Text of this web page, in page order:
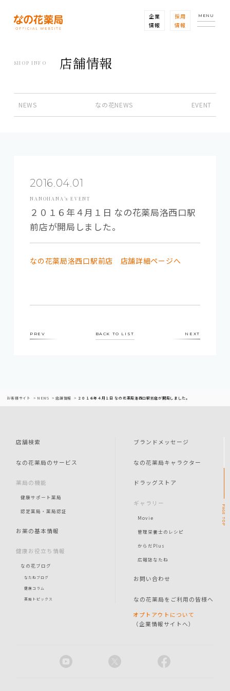
企業
情報
採用
情報
MENU
SHOP INFO 店舗情報
NEWS なの花NEWS EVENT
2016.04.01
NANOHANA’s EVENT
２０１６年４月１日 なの花薬局洛西口駅
前店が開局しました。
なの花薬局洛西口駅前店 店舗詳細ページへ
PREV BACK TO LIST NEXT
お客様サイト NEWS 店舗情報 ２０１６年４月１日 なの花薬局洛西口駅前店が開局しました。
店舗検索
なの花薬局のサービス
薬局の機能
健康サポート薬局
認定薬局・薬局認証
お薬の基本情報
健康お役立ち情報
なの花ブログ
なたねブログ
健康コラム
薬局トピックス
ブランドメッセージ
なの花薬局キャラクター
ドラッグストア
ギャラリー
Movie
管理栄養士のレシピ
からだPlus
広報誌なたね
お問い合わせ
なの花薬局をご利用の皆様へ
オプトアウトについて
（企業情報サイトへ）
PAGE
TOP